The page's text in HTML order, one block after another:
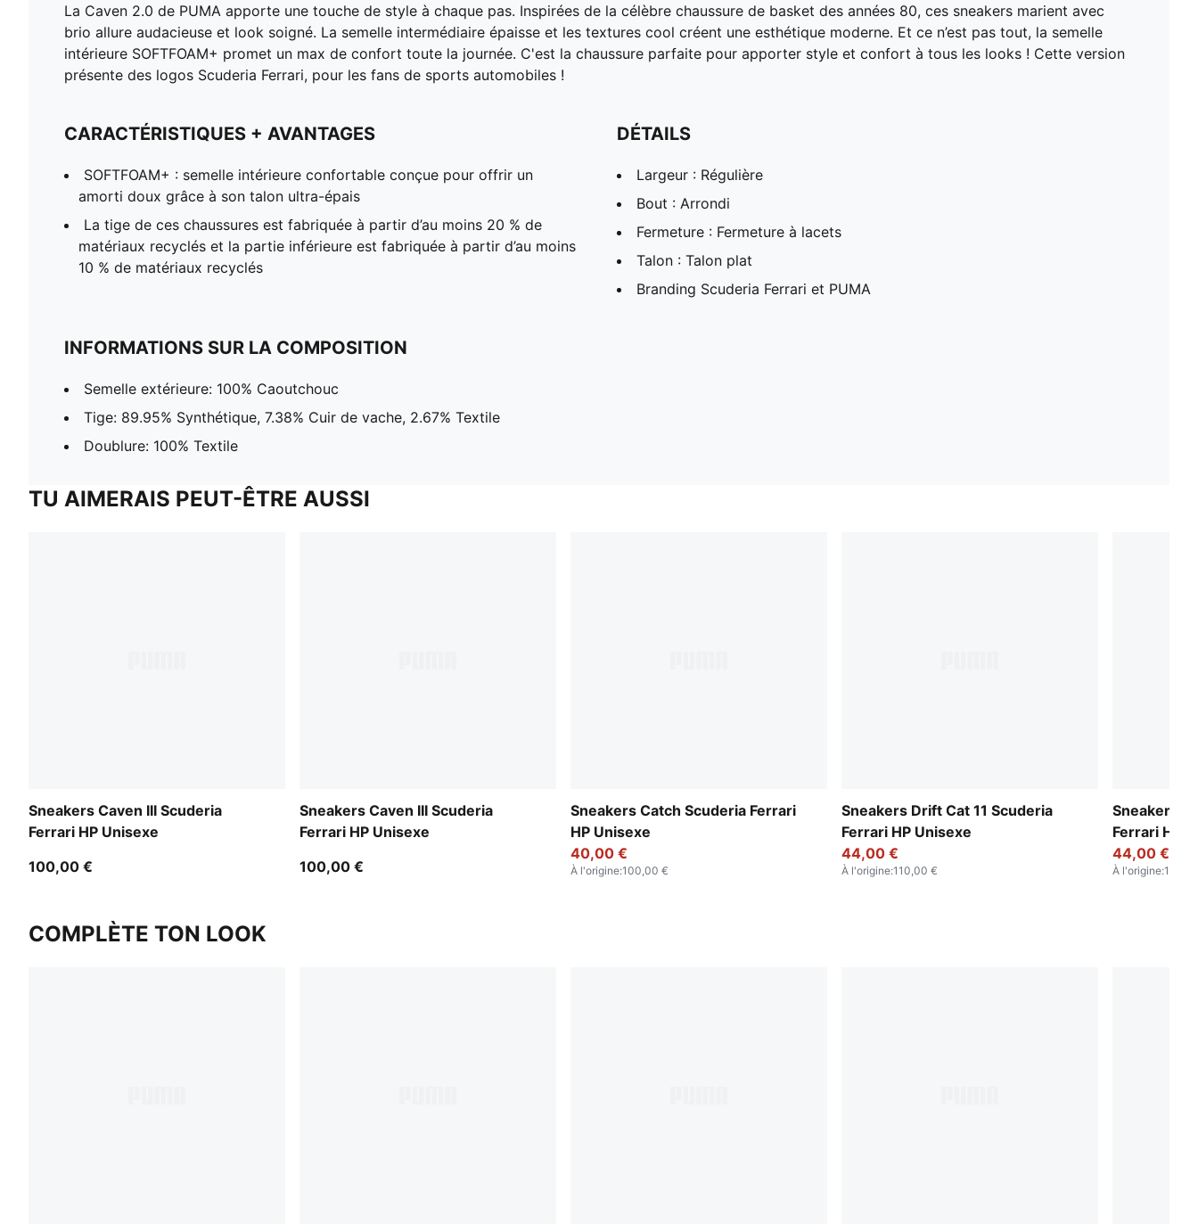
La Caven 2.0 de PUMA apporte une touche de style à chaque pas. Inspirées de la célèbre chaussure de basket des années 80, ces sneakers marient avec
brio allure audacieuse et look soigné. La semelle intermédiaire épaisse et les textures cool créent une esthétique moderne. Et ce n’est pas tout, la semelle
intérieure SOFTFOAM+ promet un max de confort toute la journée. C'est la chaussure parfaite pour apporter style et confort à tous les looks ! Cette version
présente des logos Scuderia Ferrari, pour les fans de sports automobiles !
CARACTÉRISTIQUES + AVANTAGES
SOFTFOAM+ : semelle intérieure confortable conçue pour offrir un
amorti doux grâce à son talon ultra-épais
La tige de ces chaussures est fabriquée à partir d’au moins 20 % de
matériaux recyclés et la partie inférieure est fabriquée à partir d’au moins
10 % de matériaux recyclés
DÉTAILS
Largeur : Régulière
Bout : Arrondi
Fermeture : Fermeture à lacets
Talon : Talon plat
Branding Scuderia Ferrari et PUMA
INFORMATIONS SUR LA COMPOSITION
Semelle extérieure: 100% Caoutchouc
Tige: 89.95% Synthétique, 7.38% Cuir de vache, 2.67% Textile
Doublure: 100% Textile
TU AIMERAIS PEUT-ÊTRE AUSSI
Sneakers Caven III Scuderia
Ferrari HP Unisexe
100,00 €
Sneakers Caven III Scuderia
Ferrari HP Unisexe
100,00 €
Sneakers Catch Scuderia Ferrari
HP Unisexe
40,00 €
À l'origine:100,00 €
Sneakers Drift Cat 11 Scuderia
Ferrari HP Unisexe
44,00 €
À l'origine:110,00 €
Sneakers
Ferrari HP
44,00 €
À l'origine:
COMPLÈTE TON LOOK